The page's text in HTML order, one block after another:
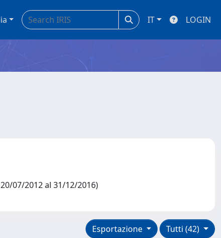
IT LOGIN
07/2012 al 31/12/2016)
Tutti (42)
Esportazione